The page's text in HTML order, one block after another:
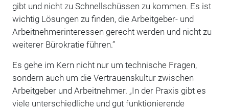
gibt und nicht zu Schnellschüssen zu kommen. Es ist
wichtig Lösungen zu finden, die Arbeitgeber- und
Arbeitnehmerinteressen gerecht werden und nicht zu
weiterer Bürokratie führen.”
Es gehe im Kern nicht nur um technische Fragen,
sondern auch um die Vertrauenskultur zwischen
Arbeitgeber und Arbeitnehmer. „In der Praxis gibt es
viele unterschiedliche und gut funktionierende